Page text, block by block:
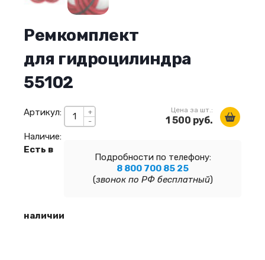
Ремкомплект
для гидроцилиндра
55102
+
-
Цена за шт.:
1 500 руб.
Подробности по телефону:
8 800 700 85 25
(звонок по РФ бесплатный)
Артикул:
Наличие:
Есть в
наличии